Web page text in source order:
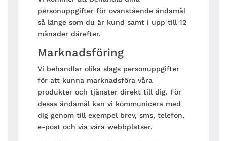
personuppgifter för ovanstående ändamål
så länge som du är kund samt i upp till 12
månader därefter.
Marknadsföring
Vi behandlar olika slags personuppgifter
för att kunna marknadsföra våra
produkter och tjänster direkt till dig. För
dessa ändamål kan vi kommunicera med
dig genom till exempel brev, sms, telefon,
e-post och via våra webbplatser.